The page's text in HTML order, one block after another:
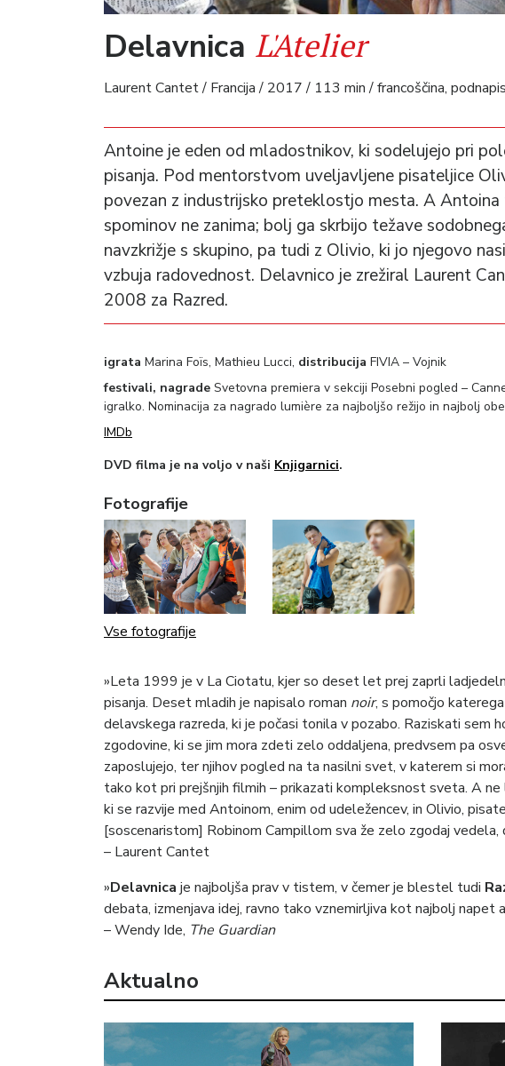
Delavnica L'Atelier
Laurent Cantet / Francija / 2017 / 113 min / francoščina,
Antoine je eden od mladostnikov, ki sodelujejo pri
pisanja. Pod mentorstvom uveljavljene pisateljice
povezan z industrijsko preteklostjo mesta. A
spominov ne zanima; bolj ga skrbijo težave
navzkrižje s skupino, pa tudi z Olivio, ki jo njegovo
vzbuja radovednost. Delavnico je zrežiral Laurent
2008 za Razred.
igrata Marina Foïs, Mathieu Lucci, distribucija FIVIA – Vojnik
festivali, nagrade Svetovna premiera v sekciji Posebni pogled –
igralko. Nominacija za nagrado lumière za najboljšo režijo in najbolj
IMDb
DVD filma je na voljo v naši Knjigarnici.
Fotografije
Vse fotografije
»Leta 1999 je v La Ciotatu, kjer so deset let prej zaprli
pisanja. Deset mladih je napisalo roman noir, s pomočjo
delavskega razreda, ki je počasi tonila v pozabo. Raziskati sem
zgodovine, ki se jim mora zdeti zelo oddaljena, predvsem pa
zaposlujejo, ter njihov pogled na ta nasilni svet, v katerem si
tako kot pri prejšnjih filmih – prikazati kompleksnost sveta. A
ki se razvije med Antoinom, enim od udeležencev, in Olivio,
[soscenaristom] Robinom Campillom sva že zelo zgodaj
– Laurent Cantet
»Delavnica je najboljša prav v tistem, v čemer je blestel tudi
debata, izmenjava idej, ravno tako vznemirljiva kot najbolj napet
– Wendy Ide, The Guardian
Aktualno